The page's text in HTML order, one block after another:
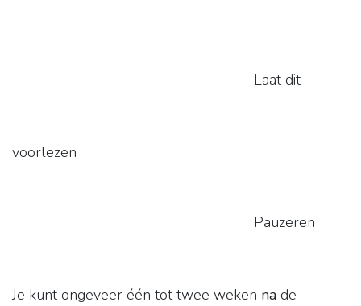
Laat dit
voorlezen
Pauzeren
Je kunt ongeveer één tot twee weken na de